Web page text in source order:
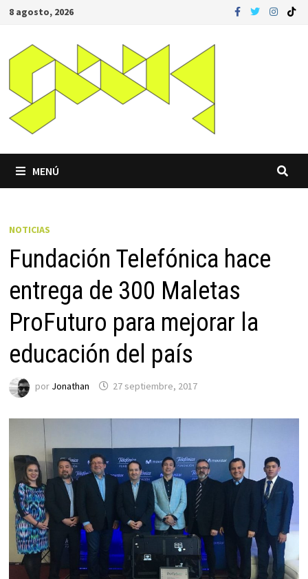
Saltar
contenido
8 agosto, 2026
MENÚ
NOTICIAS
Fundación Telefónica hace
entrega de 300 Maletas
ProFuturo para mejorar la
educación del país
por Jonathan 27 septiembre, 2017